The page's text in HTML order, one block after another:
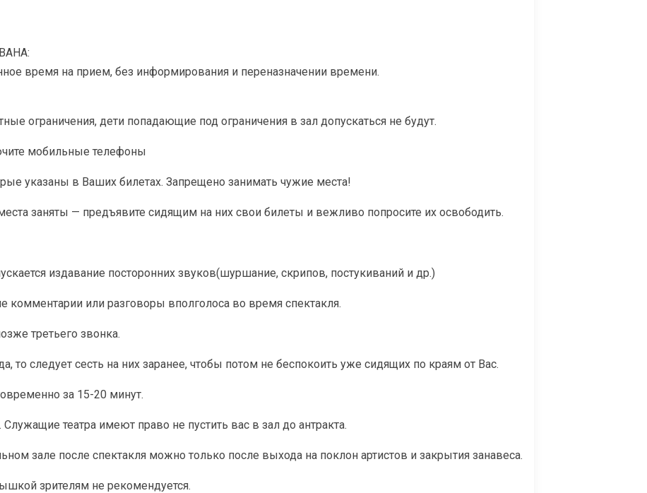
время на прием, без информирования и переназначении времени.
ограничения, дети попадающие под ограничения в зал допускаться не будут.
мобильные телефоны
указаны в Ваших билетах. Запрещено занимать чужие места!
заняты — предъявите сидящим на них свои билеты и вежливо попросите их освободить.
издавание посторонних звуков(шуршание, скрипов, постукиваний и др.)
комментарии или разговоры вполголоса во время спектакля.
третьего звонка.
то следует сесть на них заранее, чтобы потом не беспокоить уже сидящих по краям от Вас.
за 15-20 минут.
театра имеют право не пустить вас в зал до антракта.
зале после спектакля можно только после выхода на поклон артистов и закрытия занавеса.
зрителям не рекомендуется.